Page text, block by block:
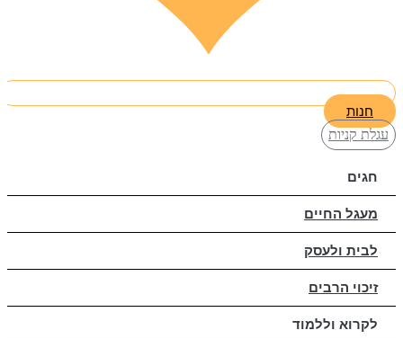
חנות
עגלת קניות
חגים
מעגל החיים
לבית ולעסק
זיכוי הרבים
לקרוא וללמוד